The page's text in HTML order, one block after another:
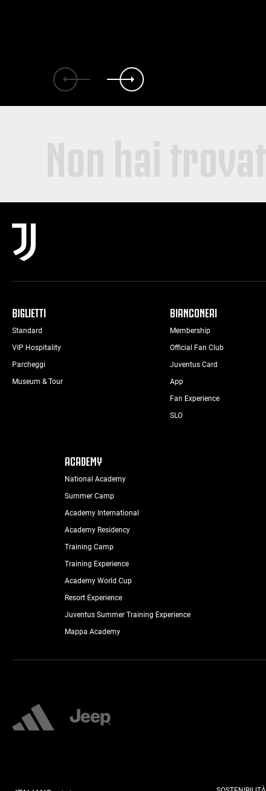
BIGLIETTI
Standard
VIP Hospitality
Parcheggi
Museum & Tour
BIANCONERI
Membership
Official Fan Club
Juventus Card
App
Fan Experience
SLO
ACADEMY
National Academy
Summer Camp
Academy International
Academy Residency
Training Camp
Training Experience
Academy World Cup
Resort Experience
Juventus Summer Training Experience
Mappa Academy